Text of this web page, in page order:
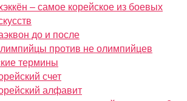
– самое корейское из боевых
до и после
против не олимпийцев
термины
счет
алфавит